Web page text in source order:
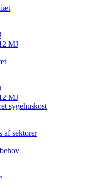
MJ
MJ
sygehuskost
af sektorer